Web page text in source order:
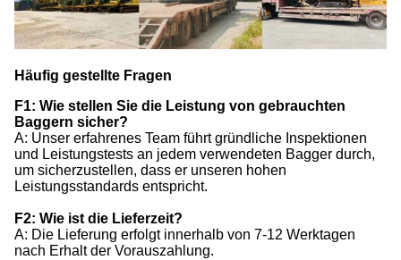
Häufig gestellte Fragen
F1: Wie stellen Sie die Leistung von gebrauchten
Baggern sicher?
A: Unser erfahrenes Team führt gründliche Inspektionen
und Leistungstests an jedem verwendeten Bagger durch,
um sicherzustellen, dass er unseren hohen
Leistungsstandards entspricht.
F2: Wie ist die Lieferzeit?
A: Die Lieferung erfolgt innerhalb von 7-12 Werktagen
nach Erhalt der Vorauszahlung.